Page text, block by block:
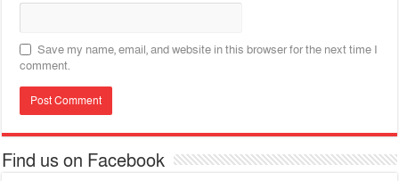
Save my name, email, and website in this browser for the next time I
comment.
Find us on Facebook